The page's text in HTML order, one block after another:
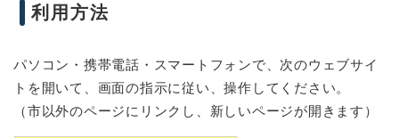
利用方法
パソコン・携帯電話・スマートフォンで、次のウェブサイ
トを開いて、画面の指示に従い、操作してください。
（市以外のページにリンクし、新しいページが開きます）